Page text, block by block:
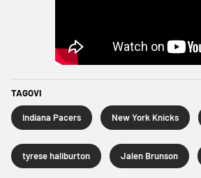
TAGOVI
Indiana Pacers New York Knicks
tyrese haliburton Jalen Brunson